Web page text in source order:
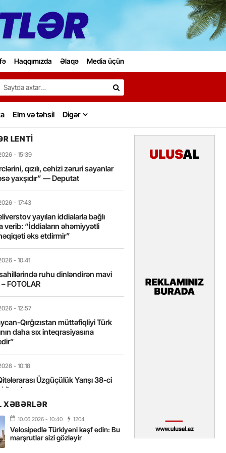
Haqqımızda Əlaqə Media üçün
Search…
Elm və təhsil Digər
LENTI
- 15:39
qızılı, cehizi zəruri sayanlar
yaxşıdır” — Deputat
- 17:43
yayılan iddialarla bağlı
verib: “İddiaların əhəmiyyətli
əks etdirmir”
- 10:41
ruhu dinləndirən mavi
FOTOLAR
- 12:57
Qırğızıstan müttəfiqliyi Türk
daha sıx inteqrasiyasına
- 10:18
Üzgüçülük Yarışı 38-ci
- 18:22
milli kimliyimizin və mənəvi
əsas dayağıdır – Tənzilə
XƏBƏRLƏR
10.06.2026 - 10:40 1204
Velosipedlə Türkiyəni kəşf edin: Bu
marşrutlar sizi gözləyir